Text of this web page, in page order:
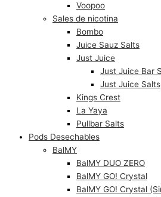
Voopoo
Sales de nicotina
Bombo
Juice Sauz Salts
Just Juice
Just Juice Bar
Just Juice Salts
Kings Crest
La Yaya
Pullbar Salts
Pods Desechables
BalMY
BalMY DUO ZERO
BalMY GO! Crystal
BalMY GO! Crystal